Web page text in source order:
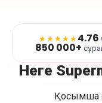
★★★★★4.76
850 000+
Неге
Қосымша